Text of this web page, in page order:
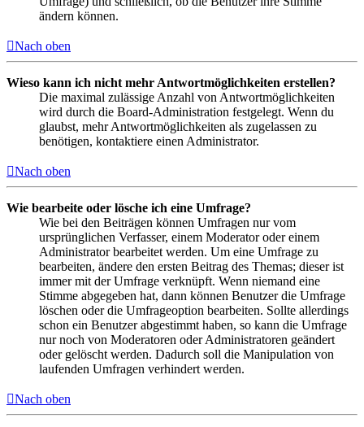
ändern können.
Nach oben
Wieso kann ich nicht mehr Antwortmöglichkeiten erstellen?
Die maximal zulässige Anzahl von Antwortmöglichkeiten
wird durch die Board-Administration festgelegt. Wenn du
glaubst, mehr Antwortmöglichkeiten als zugelassen zu
benötigen, kontaktiere einen Administrator.
Nach oben
Wie bearbeite oder lösche ich eine Umfrage?
Wie bei den Beiträgen können Umfragen nur vom
ursprünglichen Verfasser, einem Moderator oder einem
Administrator bearbeitet werden. Um eine Umfrage zu
bearbeiten, ändere den ersten Beitrag des Themas; dieser ist
immer mit der Umfrage verknüpft. Wenn niemand eine
Stimme abgegeben hat, dann können Benutzer die Umfrage
löschen oder die Umfrageoption bearbeiten. Sollte allerdings
schon ein Benutzer abgestimmt haben, so kann die Umfrage
nur noch von Moderatoren oder Administratoren geändert
oder gelöscht werden. Dadurch soll die Manipulation von
laufenden Umfragen verhindert werden.
Nach oben